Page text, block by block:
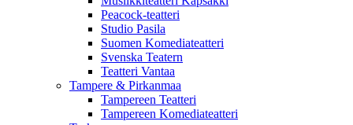
Peacock-teatteri
Studio Pasila
Suomen Komediateatteri
Svenska Teatern
Teatteri Vantaa
Tampere & Pirkanmaa
Tampereen Teatteri
Tampereen Komediateatteri